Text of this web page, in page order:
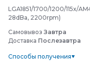
LGA1851/1700/1200/115x/
28dBa, 2200rpm)
Самовывоз Завтра
Доставка Послезавтра
Способы получения